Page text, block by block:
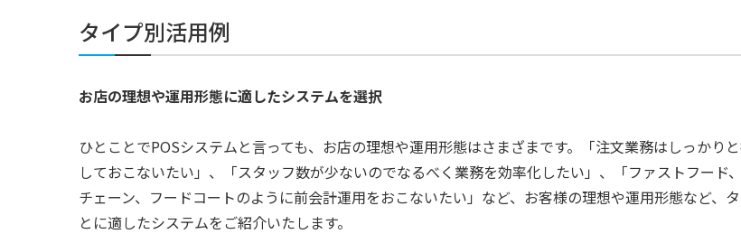
タイプ別活用例
お店の理想や運用形態に適したシステムを選択
ひとことでPOSシステムと言っても、お店の理想や運用形態はさまざまです。「注文業務はしっかり
しておこないたい」、「スタッフ数が少ないのでなるべく業務を効率化したい」、「ファストフード
チェーン、フードコートのように前会計運用をおこないたい」など、お客様の理想や運用形態など、
とに適したシステムをご紹介いたします。